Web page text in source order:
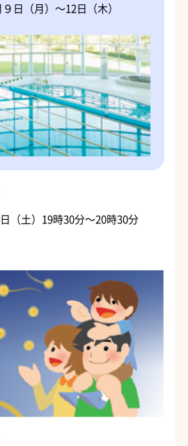
９日（月）～12日（木）
（土）19時30分～20時30分